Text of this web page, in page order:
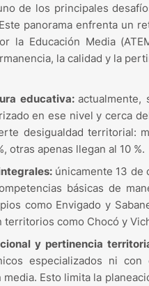
de los principales
panorama enfrenta un
la Educación Media
la calidad y la
educativa:actualmente,
en ese nivel y cerca
desigualdad territorial:
otras apenas llegan al 10 %.
únicamente 13 de
básicas de
como Envigado y
como Chocó y
y pertinencia
especializados ni
Esto limita la